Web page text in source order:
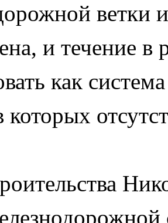
ветки
и течение в
как
которых